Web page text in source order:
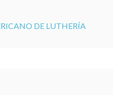
DE LUTHERÍA